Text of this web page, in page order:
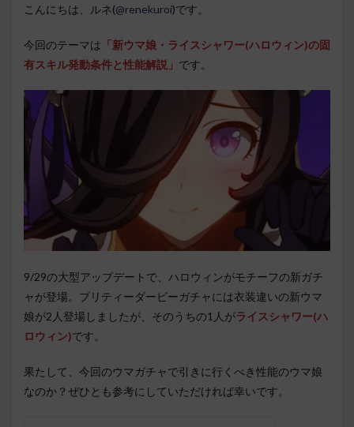
こんにちは、ルネ(@renekuroi)です。
今回のテーマは 「新ウマ娘・ライスシャワー(ハロウィン)の固
有スキル発動条件と性能解説」 です。
9/29の大型アップデートで、ハロウィンがモチーフの新ガチ
ャが登場。プリティーダービーガチャには衣装違いの新ウマ
娘が2人登場しましたが、そのうちの1人がライスシャワー(ハ
ロウィン)です。
果たして、今回のウマガチャで引きに行くべき性能のウマ娘
なのか？ぜひとも参考にしていただければ幸いです。